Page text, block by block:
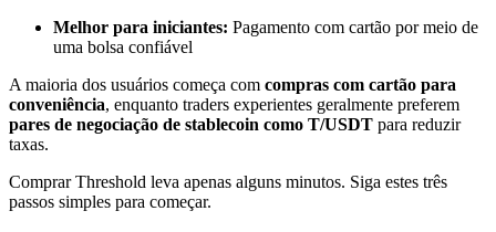
Informação
Melhor para iniciantes: Pagamento com cartão por meio de
uma bolsa confiável
A maioria dos usuários começa com compras com cartão para
conveniência, enquanto traders experientes geralmente preferem
pares de negociação de stablecoin como T/USDT para reduzir
taxas.
Comprar Threshold leva apenas alguns minutos. Siga estes três
passos simples para começar.